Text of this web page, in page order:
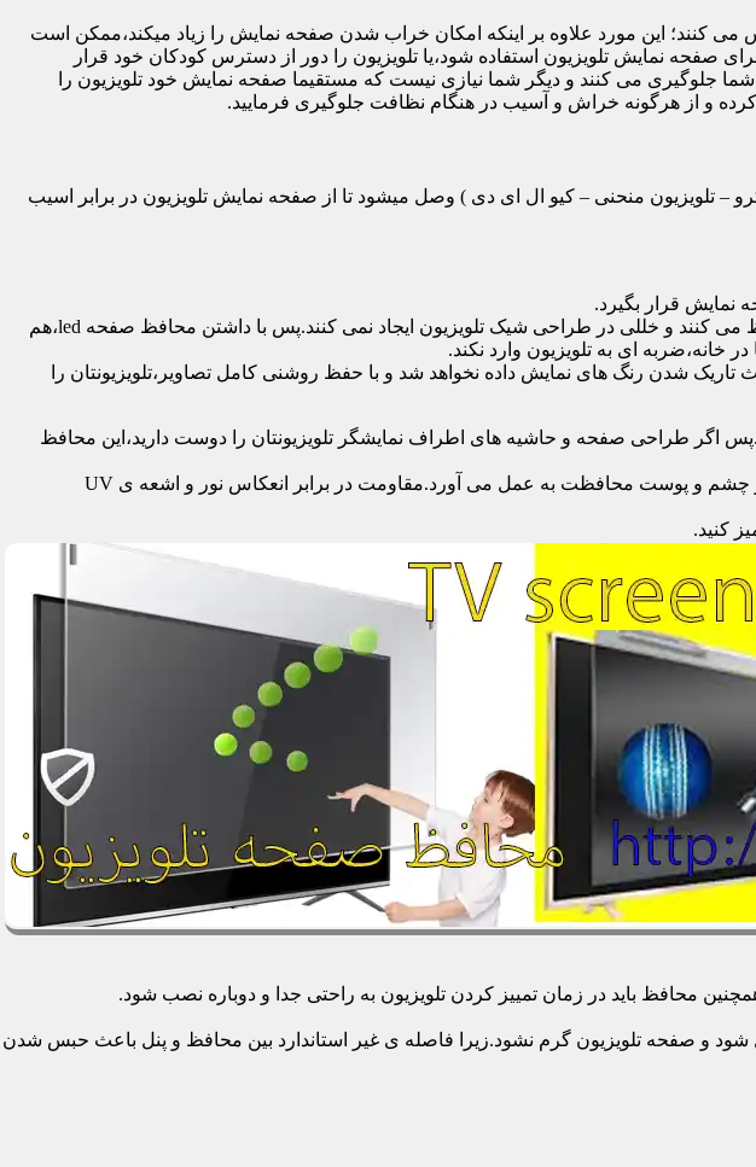
کنند؛ این مورد علاوه بر اینکه امکان خراب شدن صفحه نمایش را زیاد میکند،ممکن است
نمایش تلویزیون استفاده شود،یا تلویزیون را دور از دسترس کودکان خود قرار
جلوگیری می کنند و دیگر شما نیازی نیست که مستقیما صفحه نمایش خود تلویزیون را
و از هرگونه خراش و آسیب در هنگام نظافت جلوگیری فرمایید.
یک محافظ شفاف است که روی یک تلویزیون تخت (ال سی دی – ال ای دی – ۳ بعدی – کرو – تلویزیون منحنی – کیو ال ای دی ) وصل میشود تا از صفحه نمایش تلویزیون در برابر اسیب
نمایش قرار بگیرد.
محافظ ها با شفافیت بالایی که دارند،علاوه بر افزایش امنیت تلویزیون،کیفیت تصویر را نیز به نحو چشمگیری حفظ می کنند و خللی در طراحی شیک تلویزیون ایجاد نمی کنند.پس با داشتن محافظ صفحه led،هم
خانه،ضربه ای به تلویزیون وارد نکند.
شدن رنگ های نمایش داده نخواهد شد و با حفظ روشنی کامل تصاویر،تلویزیونتان را
اگر طراحی صفحه و حاشیه های اطراف نمایشگر تلویزیونتان را دوست دارید،این محافظ
جدا از محافظت از نمایشگر توسط این محصول،همچنین به عنوان فیلتر در برابر 96٪ تا 99٪ اشعه ماوراء بنفش از چشم و پوست محافظت به عمل می آورد.مقاومت در برابر انعکاس نور و اشعه ی UV
کنید.
محافظ باید در زمان تمییز کردن تلویزیون به راحتی جدا و دوباره نصب شود.
شود و صفحه تلویزیون گرم نشود.زیرا فاصله ی غیر استاندارد بین محافظ و پنل باعث حبس شدن